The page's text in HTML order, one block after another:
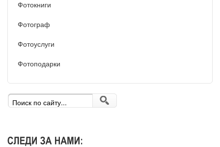
Фотокниги
Фотограф
Фотоуслуги
Фотоподарки